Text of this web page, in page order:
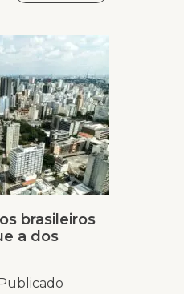
brasileiros
a dos